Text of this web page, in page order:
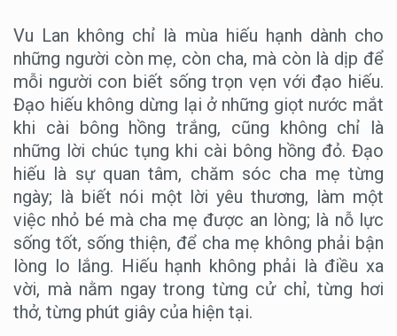
Vu Lan không chỉ là mùa hiếu hạnh dành cho
những người còn mẹ, còn cha, mà còn là dịp để
mỗi người con biết sống trọn vẹn với đạo hiếu.
Đạo hiếu không dừng lại ở những giọt nước mắt
khi cài bông hồng trắng, cũng không chỉ là
những lời chúc tụng khi cài bông hồng đỏ. Đạo
hiếu là sự quan tâm, chăm sóc cha mẹ từng
ngày; là biết nói một lời yêu thương, làm một
việc nhỏ bé mà cha mẹ được an lòng; là nỗ lực
sống tốt, sống thiện, để cha mẹ không phải bận
lòng lo lắng. Hiếu hạnh không phải là điều xa
vời, mà nằm ngay trong từng cử chỉ, từng hơi
thở, từng phút giây của hiện tại.